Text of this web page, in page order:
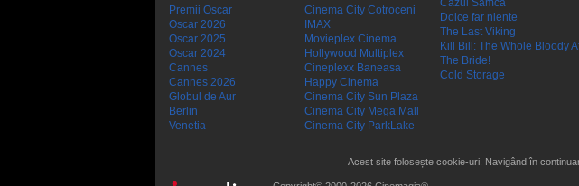
Premii Oscar
Oscar 2026
Oscar 2025
Oscar 2024
Cannes
Cannes 2026
Globul de Aur
Berlin
Venetia
Cinema City Cotroceni
IMAX
Movieplex Cinema
Hollywood Multiplex
Cineplexx Baneasa
Happy Cinema
Cinema City Sun Plaza
Cinema City Mega Mall
Cinema City ParkLake
Cazul Samca
Dolce far niente
The Last Viking
Kill Bill: The Whole Bloody
The Bride!
Cold Storage
Acest site folosește cookie-uri. Navigând în